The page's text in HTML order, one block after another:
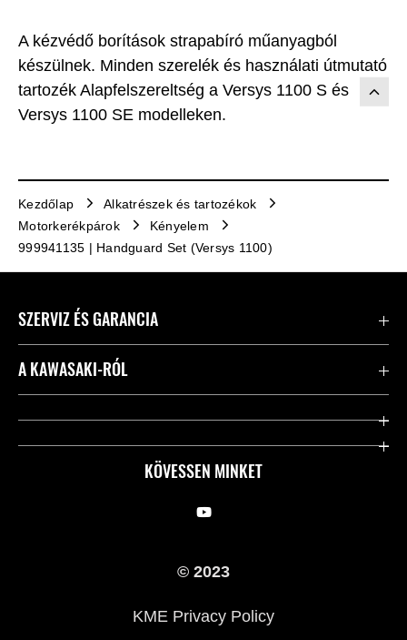
A kézvédő borítások strapabíró műanyagból
készülnek. Minden szerelék és használati útmutató
tartozék Alapfelszereltség a Versys 1100 S és
Versys 1100 SE modelleken.
Kezdőlap
Alkatrészek és tartozékok
Motorkerékpárok
Kényelem
999941135 | Handguard Set (Versys 1100)
KÖVESSEN MINKET
SZERVIZ ÉS GARANCIA
Kapcsolat
Hasznos linkek
A KAWASAKI-RÓL
Vállalatunk
© 2023
KME Privacy Policy